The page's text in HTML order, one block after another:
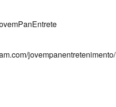
jovempanentretenimento/